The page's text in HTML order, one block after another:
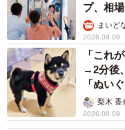
プ、相
まいど
2026.08.09
「これ
→2分後
「ぬい
梨木 香
2026.08.09